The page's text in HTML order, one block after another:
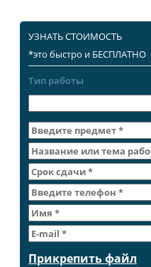
УЗНАТЬ СТОИМОСТЬ
*это быстро и БЕСПЛАТНО
Тип работы
Прикрепить файл